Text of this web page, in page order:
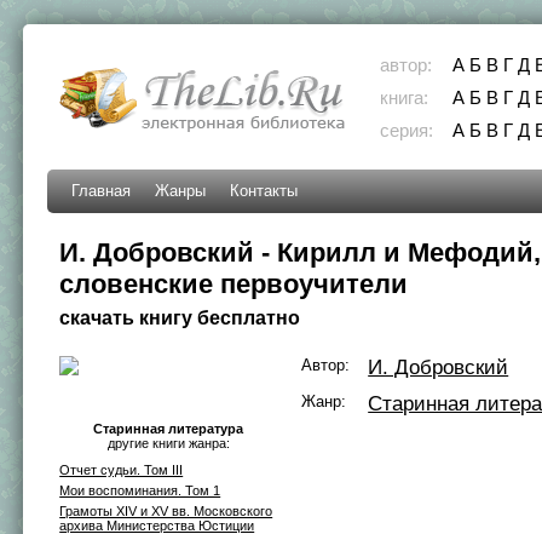
автор: А Б В Г Д
книга:
А Б В Г Д
серия:
А Б В Г Д
Главная Жанры Контакты
И. Добровский - Кирилл и Мефодий,
словенские первоучители
скачать книгу бесплатно
Старинная литература
другие книги жанра:
Отчет судьи. Том III
Мои воспоминания. Том 1
Грамоты XIV и XV вв. Московского
архива Министерства Юстиции
Автор: И. Добровский
Жанр: Старинная